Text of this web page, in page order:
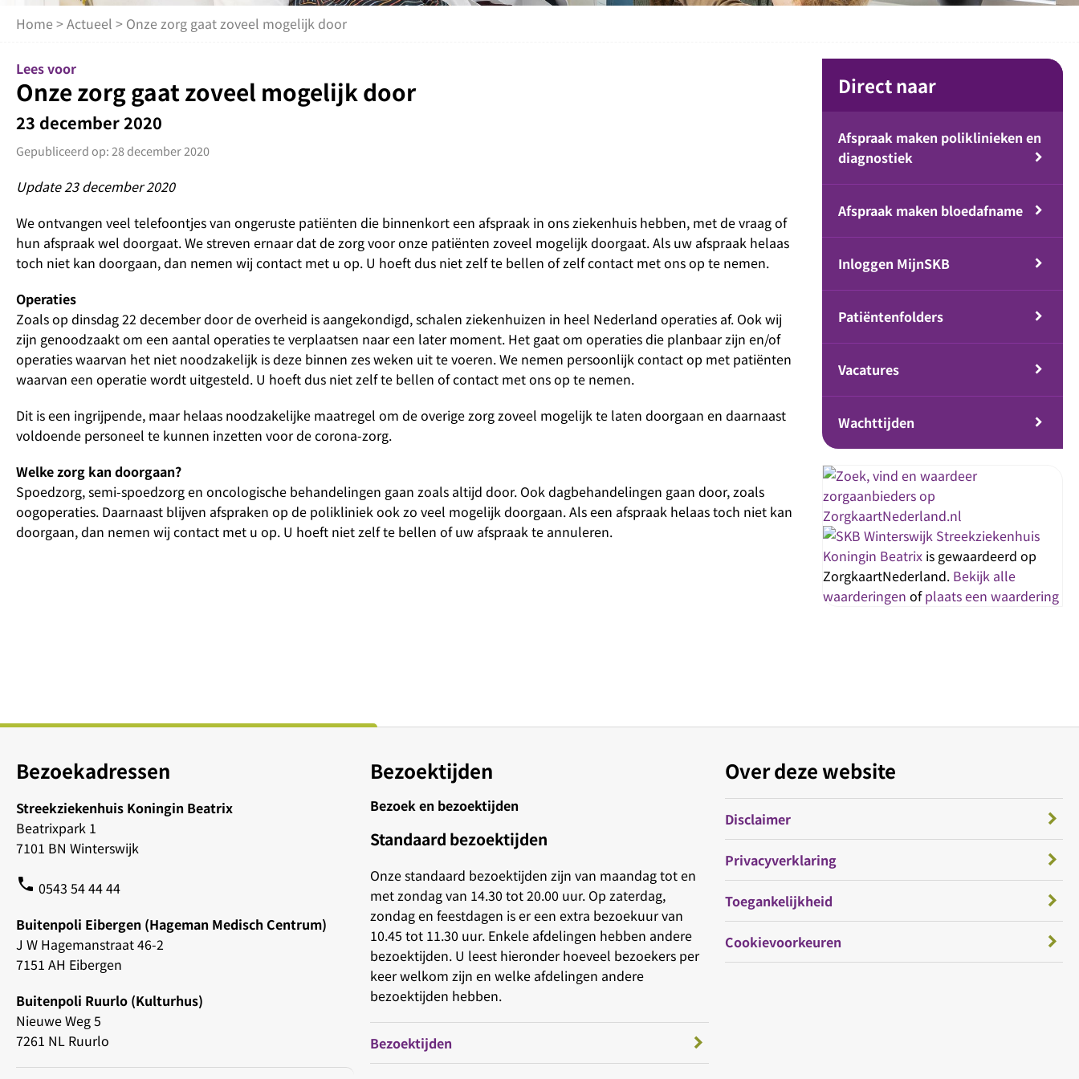
Home >Actueel > Onze zorg gaat zoveel mogelijk door
Lees voor
Onze zorg gaat zoveel mogelijk door
23 december 2020
Gepubliceerd op: 28 december 2020
Update 23 december 2020
We ontvangen veel telefoontjes van ongeruste patiënten die binnenkort een afspraak in ons ziekenhuis hebben, met de vraag of
hun afspraak wel doorgaat. We streven ernaar dat de zorg voor onze patiënten zoveel mogelijk doorgaat. Als uw afspraak helaas
toch niet kan doorgaan, dan nemen wij contact met u op. U hoeft dus niet zelf te bellen of zelf contact met ons op te nemen.
Operaties
Zoals op dinsdag 22 december door de overheid is aangekondigd, schalen ziekenhuizen in heel Nederland operaties af. Ook wij
zijn genoodzaakt om een aantal operaties te verplaatsen naar een later moment. Het gaat om operaties die planbaar zijn en/of
operaties waarvan het niet noodzakelijk is deze binnen zes weken uit te voeren. We nemen persoonlijk contact op met patiënten
waarvan een operatie wordt uitgesteld. U hoeft dus niet zelf te bellen of contact met ons op te nemen.
Dit is een ingrijpende, maar helaas noodzakelijke maatregel om de overige zorg zoveel mogelijk te laten doorgaan en daarnaast
voldoende personeel te kunnen inzetten voor de corona-zorg.
Welke zorg kan doorgaan?
Spoedzorg, semi-spoedzorg en oncologische behandelingen gaan zoals altijd door. Ook dagbehandelingen gaan door, zoals
oogoperaties. Daarnaast blijven afspraken op de polikliniek ook zo veel mogelijk doorgaan. Als een afspraak helaas toch niet kan
doorgaan, dan nemen wij contact met u op. U hoeft niet zelf te bellen of uw afspraak te annuleren.
Direct naar
Afspraak maken poliklinieken en
diagnostiek
Afspraak maken bloedafname
Inloggen MijnSKB
Patiëntenfolders
Vacatures
Wachttijden
Streekziekenhuis
Koningin Beatrix is gewaardeerd op
ZorgkaartNederland. Bekijk alle
waarderingen ofplaats een waardering
Bezoekadressen
Streekziekenhuis Koningin Beatrix
Beatrixpark 1
7101 BN Winterswijk
phone 0543 54 44 44
Buitenpoli Eibergen (Hageman Medisch Centrum)
J W Hagemanstraat 46-2
7151 AH Eibergen
Buitenpoli Ruurlo (Kulturhus)
Nieuwe Weg 5
7261 NL Ruurlo
Bezoektijden
Bezoek en bezoektijden
Standaard bezoektijden
Onze standaard bezoektijden zijn van maandag tot en
met zondag van 14.30 tot 20.00 uur. Op zaterdag,
zondag en feestdagen is er een extra bezoekuur van
10.45 tot 11.30 uur. Enkele afdelingen hebben andere
bezoektijden. U leest hieronder hoeveel bezoekers per
keer welkom zijn en welke afdelingen andere
bezoektijden hebben.
Bezoektijden
Over deze website
Disclaimer
Privacyverklaring
Toegankelijkheid
Cookievoorkeuren